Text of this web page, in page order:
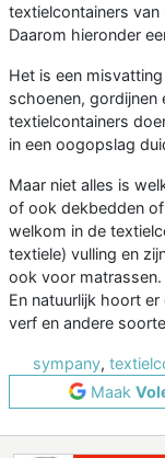
textielcontainers
Daarom hieronder
Het is een
schoenen, gordijnen
textielcontainers
in een oogopslag
Maar niet alles is
of ook dekbedden
welkom in de
textiele) vulling en
ook voor
En natuurlijk hoort
verf en andere
sympany,
Maak